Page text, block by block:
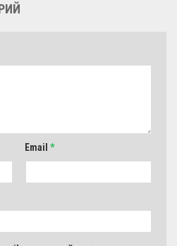
Email *